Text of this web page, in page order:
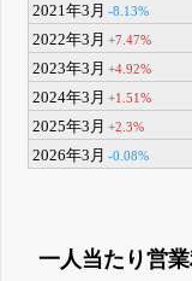
2021年3月 -8.13%
2022年3月 +7.47%
2023年3月 +4.92%
2024年3月 +1.51%
2025年3月 +2.3%
2026年3月 -0.08%
一人当たり営